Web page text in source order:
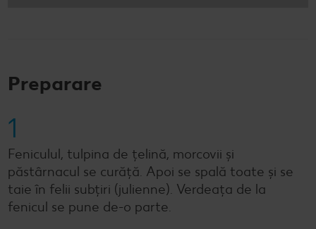
Preparare
1
Feniculul, tulpina de țelină, morcovii și
păstârnacul se curăță. Apoi se spală toate și se
taie în felii subțiri (julienne). Verdeața de la
fenicul se pune de-o parte.